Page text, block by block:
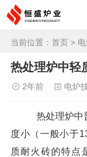
当前位置： 首页 >
热处理炉中轻
2年前 电炉
热处理炉中
度小（一般小于
质耐火砖的特点